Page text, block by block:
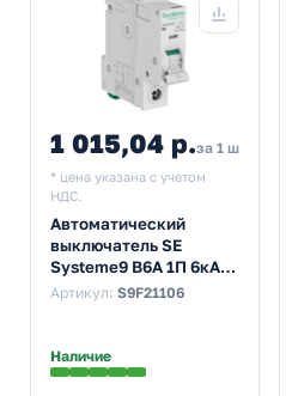
1 015,04 р.за 1 шт
* цена указана с учетом
НДС.
Автоматический
выключатель SE
Systeme9 В6А 1П 6кА
(автомат
Артикул: S9F21106
Наличие